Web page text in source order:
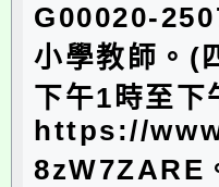
G00020-
小學教師。(
下午1時至下
https://
8zW7ZARE